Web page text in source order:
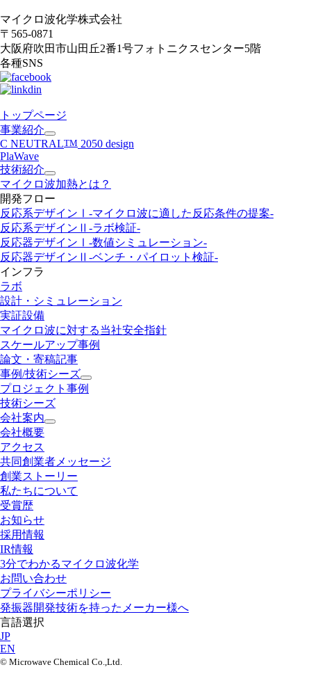
マイクロ波化学株式会社
〒565-0871
大阪府吹田市山田丘2番1号フォトニクスセンター5階
各種SNS
トップページ
事業紹介
C NEUTRALTM 2050 design
PlaWave
技術紹介
マイクロ波加熱とは？
開発フロー
反応系デザインⅠ -マイクロ波に適した反応条件の提案-
反応系デザインⅡ -ラボ検証-
反応器デザインⅠ -数値シミュレーション-
反応器デザインⅡ -ベンチ・パイロット検証-
インフラ
ラボ
設計・シミュレーション
実証設備
マイクロ波に対する当社安全指針
スケールアップ事例
論文・寄稿記事
事例/技術シーズ
プロジェクト事例
技術シーズ
会社案内
会社概要
アクセス
共同創業者メッセージ
創業ストーリー
私たちについて
受賞歴
お知らせ
採用情報
IR情報
3分でわかるマイクロ波化学
お問い合わせ
プライバシーポリシー
発振器開発技術を持ったメーカー様へ
言語選択
JP
EN
©︎ Microwave Chemical Co.,Ltd.